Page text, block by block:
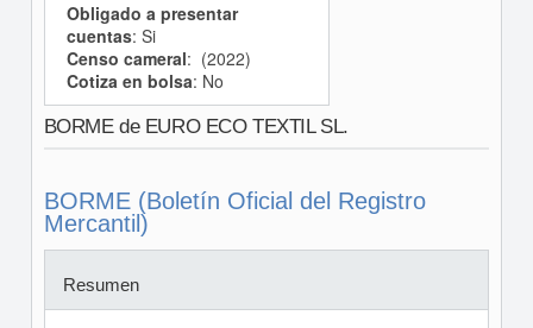
Obligado a presentar
cuentas: Si
Censo cameral: (2022)
Cotiza en bolsa: No
BORME de EURO ECO TEXTIL SL.
BORME (Boletín Oficial del Registro
Mercantil)
Resumen